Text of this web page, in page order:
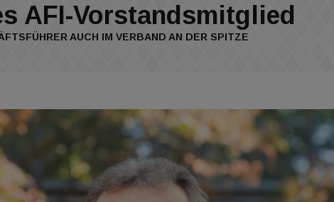
AFI-Vorstandsmitglied
AUCH IM VERBAND AN DER SPITZE